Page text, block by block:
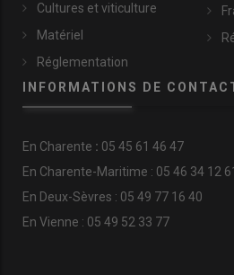
Cultures et viticulture
Matériel
Réglementation
INFORMATIONS DE
En Charente : 05 45 61 46 47
En Charente-Maritime : 05 46 34 12 61
En Deux-Sèvres : 05 49 77 16 40
En Vienne : 05 49 52 33 77